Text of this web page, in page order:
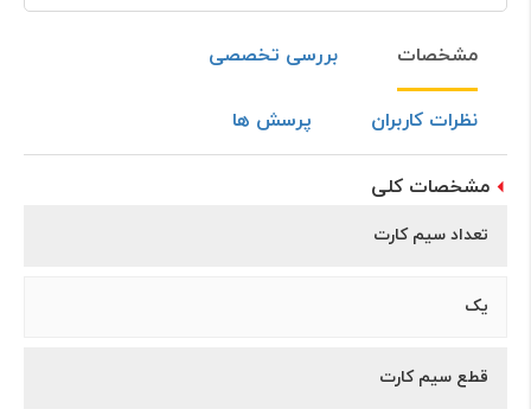
مشخصات بررسی تخصصی
نظرات کاربران پرسش ها
مشخصات کلی
تعداد سیم کارت
یک
قطع سیم کارت